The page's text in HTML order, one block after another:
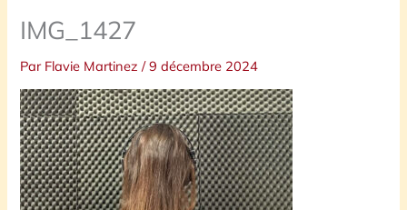
IMG_1427
Par Flavie Martinez/9 décembre 2024